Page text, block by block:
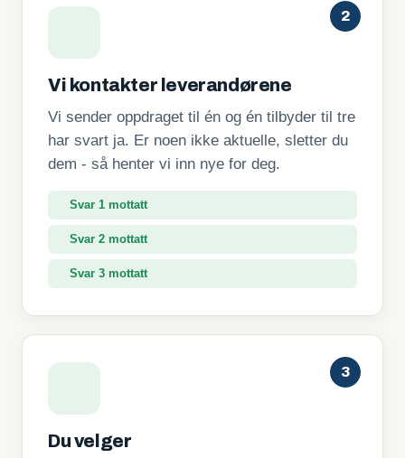
2
Vi kontakter leverandørene
Vi sender oppdraget til én og én tilbyder til tre
har svart ja. Er noen ikke aktuelle, sletter du
dem - så henter vi inn nye for deg.
Svar 1 mottatt
Svar 2 mottatt
Svar 3 mottatt
3
Du velger